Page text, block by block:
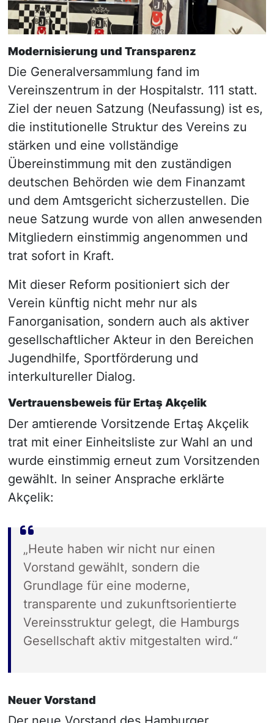
Modernisierung und Transparenz
Die Generalversammlung fand im
Vereinszentrum in der Hospitalstr. 111 statt.
Ziel der neuen Satzung (Neufassung) ist es,
die institutionelle Struktur des Vereins zu
stärken und eine vollständige
Übereinstimmung mit den zuständigen
deutschen Behörden wie dem Finanzamt
und dem Amtsgericht sicherzustellen. Die
neue Satzung wurde von allen anwesenden
Mitgliedern einstimmig angenommen und
trat sofort in Kraft.
Mit dieser Reform positioniert sich der
Verein künftig nicht mehr nur als
Fanorganisation, sondern auch als aktiver
gesellschaftlicher Akteur in den Bereichen
Jugendhilfe, Sportförderung und
interkultureller Dialog.
Vertrauensbeweis für Ertaş Akçelik
Der amtierende Vorsitzende Ertaş Akçelik
trat mit einer Einheitsliste zur Wahl an und
wurde einstimmig erneut zum Vorsitzenden
gewählt. In seiner Ansprache erklärte
Akçelik:
„Heute haben wir nicht nur einen
Vorstand gewählt, sondern die
Grundlage für eine moderne,
transparente und zukunftsorientierte
Vereinsstruktur gelegt, die Hamburgs
Gesellschaft aktiv mitgestalten wird.“
Neuer Vorstand